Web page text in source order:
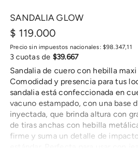
SANDALIA GLOW
$ 119.000
Precio sin impuestos nacionales: $98.347,11
3 cuotas de $39.667
Sandalia de cuero con hebilla maxi
Comodidad y presencia para tus
sandalia está confeccionada en
vacuno estampado, con una base
inyectada, que brinda altura con
de tiras anchas con hebilla
firme y suma un detalle de